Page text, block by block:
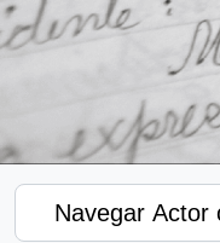
Navegar Actor